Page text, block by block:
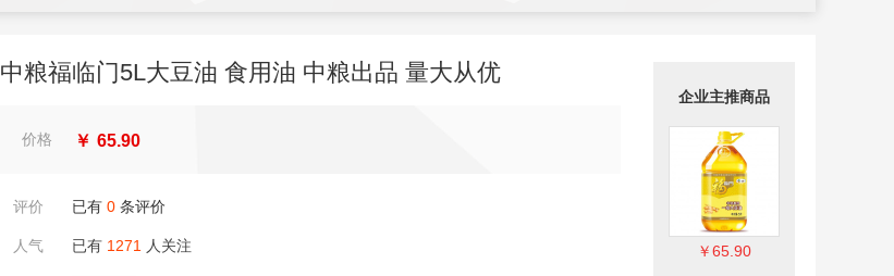
中粮福临门5L大豆油 食用油 中粮出品 量大从优
价格 ￥ 65.90
评价 已有 0 条评价
人气 已有 1271 人关注
企业主推商品
￥65.90